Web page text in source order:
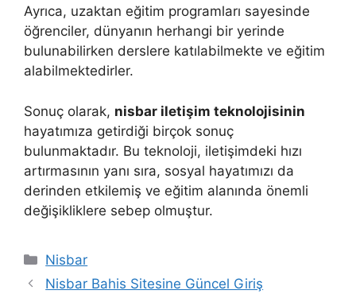
Ayrıca, uzaktan eğitim programları sayesinde
öğrenciler, dünyanın herhangi bir yerinde
bulunabilirken derslere katılabilmekte ve eğitim
alabilmektedirler.
Sonuç olarak, nisbar iletişim teknolojisinin
hayatımıza getirdiği birçok sonuç
bulunmaktadır. Bu teknoloji, iletişimdeki hızı
artırmasının yanı sıra, sosyal hayatımızı da
derinden etkilemiş ve eğitim alanında önemli
değişikliklere sebep olmuştur.
Kategoriler
Nisbar
Nisbar Bahis Sitesine Güncel Giriş